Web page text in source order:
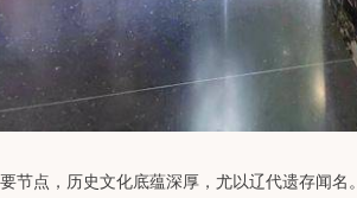
节点，历史文化底蕴深厚，尤以辽代遗存闻